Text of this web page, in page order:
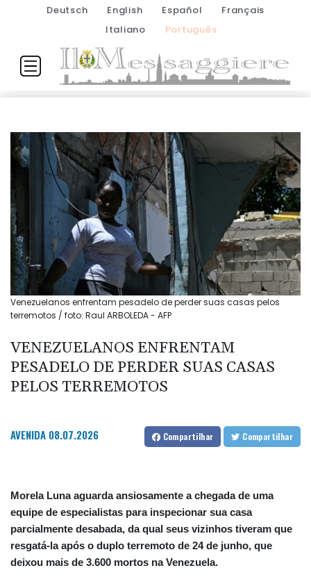
Deutsch English Español
Français
Italiano
Português
Venezuelanos enfrentam pesadelo de perder suas casas pelos
terremotos / foto: Raul ARBOLEDA - AFP
VENEZUELANOS ENFRENTAM
PESADELO DE PERDER SUAS CASAS
PELOS TERREMOTOS
AVENIDA 08.07.2026 Compartilhar Compartilhar
Morela Luna aguarda ansiosamente a chegada de uma
equipe de especialistas para inspecionar sua casa
parcialmente desabada, da qual seus vizinhos tiveram que
resgatá-la após o duplo terremoto de 24 de junho, que
deixou mais de 3.600 mortos na Venezuela.